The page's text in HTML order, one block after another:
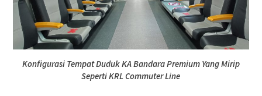
Konfigurasi Tempat Duduk KA Bandara Premium Yang Mirip
Seperti KRL Commuter Line